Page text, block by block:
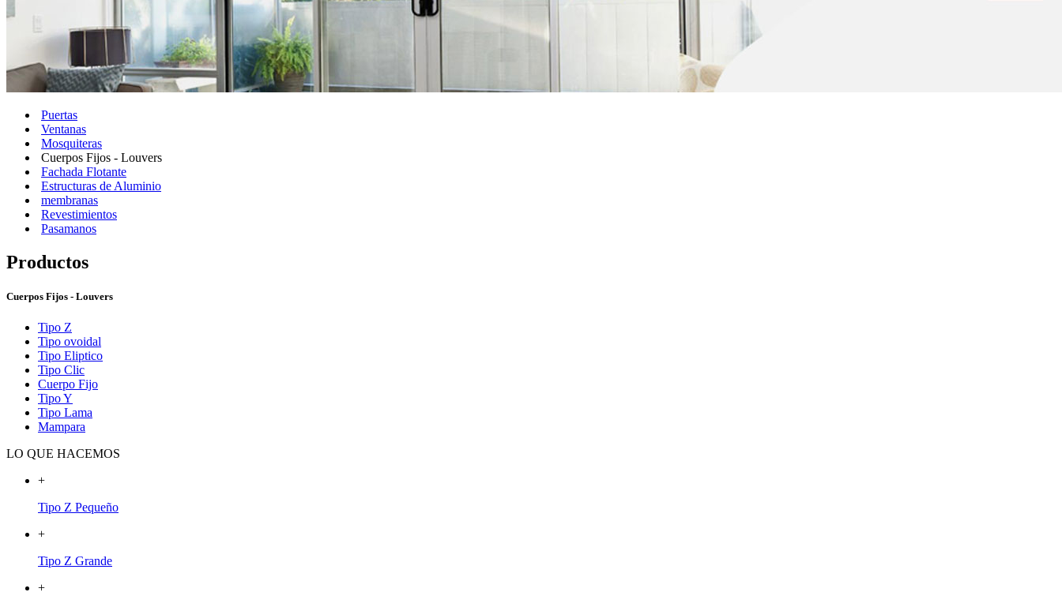
Puertas
Ventanas
Mosquiteras
Cuerpos Fijos - Louvers
Fachada Flotante
Estructuras de Aluminio
membranas
Revestimientos
Pasamanos
Productos
Cuerpos Fijos - Louvers
Tipo Z
Tipo ovoidal
Tipo Eliptico
Tipo Clic
Cuerpo Fijo
Tipo Y
Tipo Lama
Mampara
LO QUE HACEMOS
+
Tipo Z Pequeño
+
Tipo Z Grande
+